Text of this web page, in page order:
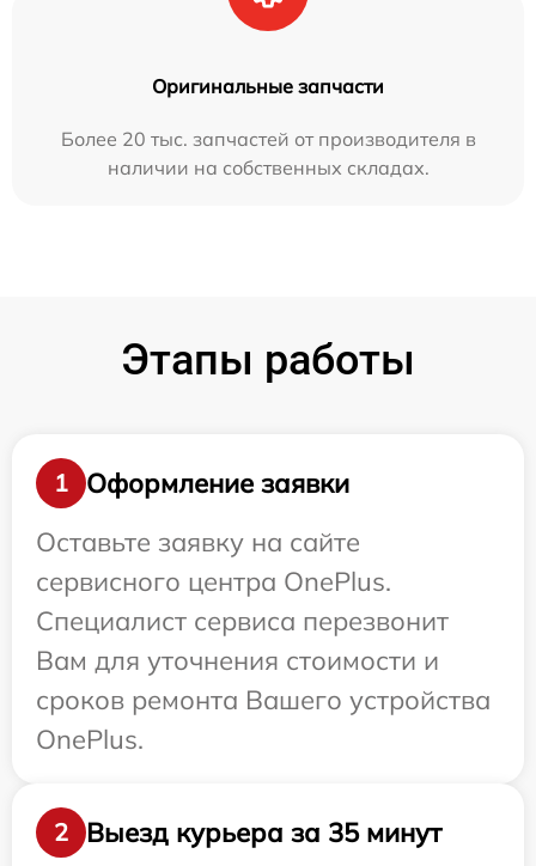
Оригинальные запчасти
Более 20 тыс. запчастей от производителя в
наличии на собственных складах.
Этапы работы
1
Оформление заявки
Оставьте заявку на сайте
сервисного центра OnePlus.
Специалист сервиса перезвонит
Вам для уточнения стоимости и
сроков ремонта Вашего устройства
OnePlus.
2
Выезд курьера за 35 минут